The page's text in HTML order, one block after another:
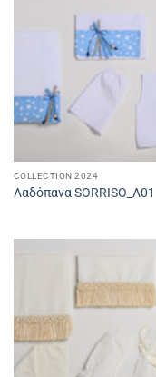
COLLECTION 2024
Λαδόπανα SORRISO_Λ01